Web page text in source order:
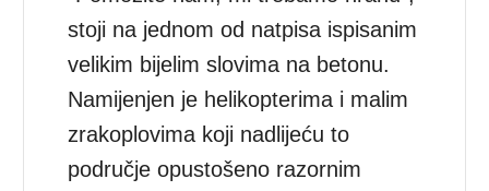
stoji na jednom od natpisa ispisanim
velikim bijelim slovima na betonu.
Namijenjen je helikopterima i malim
zrakoplovima koji nadlijeću to
područje opustošeno razornim